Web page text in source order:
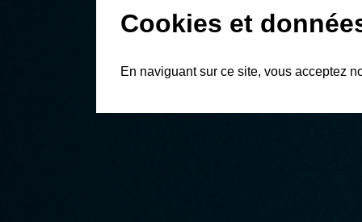
Cookies et
En naviguant sur ce site, vous acceptez